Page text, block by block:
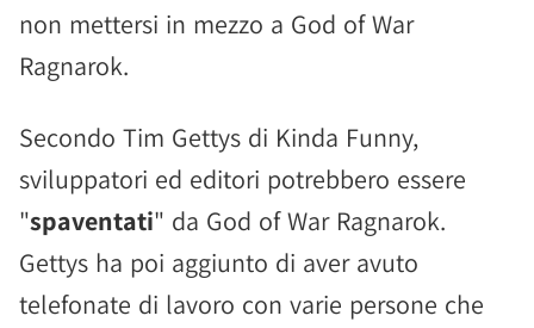
non mettersi in mezzo a God of War
Ragnarok.
Secondo Tim Gettys di Kinda Funny,
sviluppatori ed editori potrebbero essere
"spaventati" da God of War Ragnarok.
Gettys ha poi aggiunto di aver avuto
telefonate di lavoro con varie persone che